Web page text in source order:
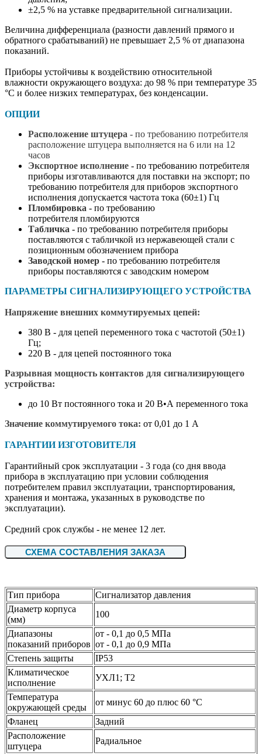
±2,5 % на уставке предварительной сигнализации.
Величина дифференциала (разности давлений прямого и
обратного срабатываний) не превышает 2,5 % от диапазона
показаний.
Приборы устойчивы к воздействию относительной
влажности окружающего воздуха: до 98 % при температуре 35
°С и более низких температурах, без конденсации.
ОПЦИИ
Расположение штуцера - по требованию потребителя
расположение штуцера выполняется на 6 или на 12
часов
Экспортное исполнение - по требованию потребителя
приборы изготавливаются для поставки на экспорт; по
требованию потребителя для приборов экспортного
исполнения допускается частота тока (60±1) Гц
Пломбировка - по требованию
потребителя пломбируются
Табличка - по требованию потребителя приборы
поставляются с табличкой из нержавеющей стали с
позиционным обозначением прибора
Заводской номер - по требованию потребителя
приборы поставляются с заводским номером
ПАРАМЕТРЫ СИГНАЛИЗИРУЮЩЕГО УСТРОЙСТВА
Напряжение внешних коммутируемых цепей:
380 В - для цепей переменного тока с частотой (50±1)
Гц;
220 В - для цепей постоянного тока
Разрывная мощность контактов для сигнализирующего
устройства:
до 10 Вт постоянного тока и 20 В•А переменного тока
Значение коммутируемого тока: от 0,01 до 1 А
ГАРАНТИИ ИЗГОТОВИТЕЛЯ
Гарантийный срок эксплуатации - 3 года (со дня ввода
прибора в эксплуатацию при условии соблюдения
потребителем правил эксплуатации, транспортирования,
хранения и монтажа, указанных в руководстве по
эксплуатации).
Средний срок службы - не менее 12 лет.
СХЕМА СОСТАВЛЕНИЯ ЗАКАЗА
Тип прибора
Сигнализатор давления
Диаметр корпуса
(мм)
100
Диапазоны
показаний приборов
от - 0,1 до 0,5 МПа
от - 0,1 до 0,9 МПа
Степень защиты
IP53
Климатическое
исполнение
УХЛ1; Т2
Температура
окружающей среды
от минус 60 до плюс 60 °С
Фланец
Задний
Расположение
штуцера
Радиальное